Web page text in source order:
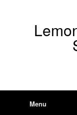
Menu